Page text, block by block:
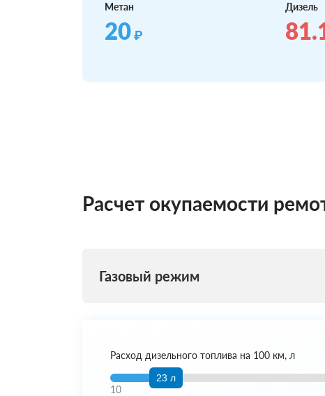
Метан
20₽
Дизель
Расчет окупаемости
Газовый режим
Расход дизельного топлива на 100 км, л
23 л
10